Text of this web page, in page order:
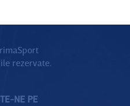
rezervate.
NE PE